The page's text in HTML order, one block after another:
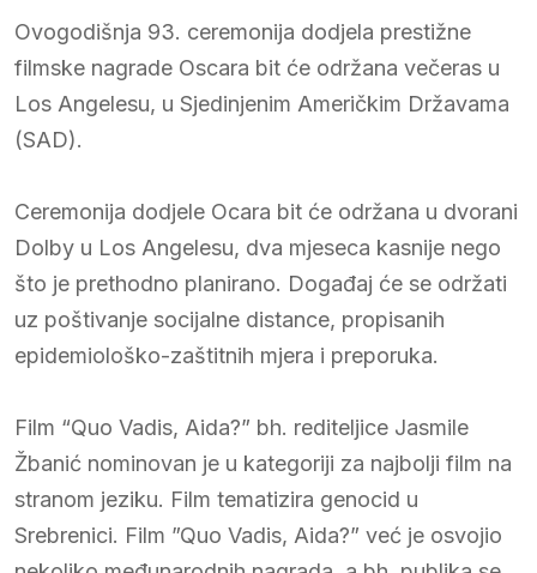
Ovogodišnja 93. ceremonija dodjela prestižne
filmske nagrade Oscara bit će održana večeras u
Los Angelesu, u Sjedinjenim Američkim Državama
(SAD).
Ceremonija dodjele Ocara bit će održana u dvorani
Dolby u Los Angelesu, dva mjeseca kasnije nego
što je prethodno planirano. Događaj će se održati
uz poštivanje socijalne distance, propisanih
epidemiološko-zaštitnih mjera i preporuka.
Film “Quo Vadis, Aida?” bh. rediteljice Jasmile
Žbanić nominovan je u kategoriji za najbolji film na
stranom jeziku. Film tematizira genocid u
Srebrenici. Film ”Quo Vadis, Aida?” već je osvojio